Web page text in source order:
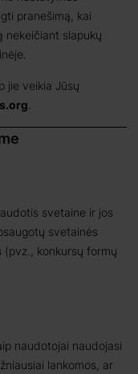
pranešimą, kai
nekeičiant slapukų
jie veikia Jūsų
svetaine ir jos
svetainės
(pvz., konkursų formų
naudotojai naudojasi
lankomos, ar